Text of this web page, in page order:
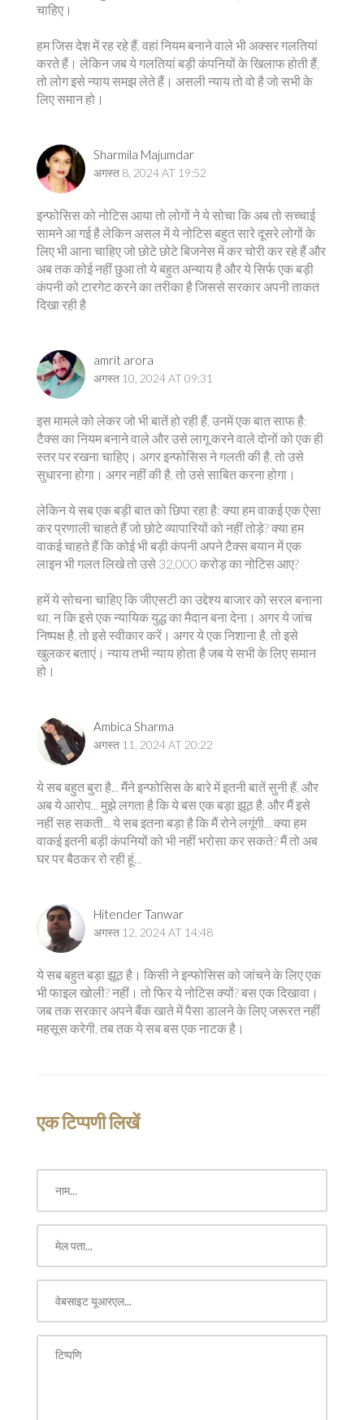
चाहिए।
हम जिस देश में रह रहे हैं, वहां नियम बनाने वाले भी अक्सर गलतियां
करते हैं। लेकिन जब ये गलतियां बड़ी कंपनियों के खिलाफ होती हैं,
तो लोग इसे न्याय समझ लेते हैं। असली न्याय तो वो है जो सभी के
लिए समान हो।
Sharmila Majumdar
अगस्त 8, 2024 AT 19:52
इन्फोसिस को नोटिस आया तो लोगों ने ये सोचा कि अब तो सच्चाई
सामने आ गई है लेकिन असल में ये नोटिस बहुत सारे दूसरे लोगों के
लिए भी आना चाहिए जो छोटे छोटे बिजनेस में कर चोरी कर रहे हैं और
अब तक कोई नहीं छुआ तो ये बहुत अन्याय है और ये सिर्फ एक बड़ी
कंपनी को टारगेट करने का तरीका है जिससे सरकार अपनी ताकत
दिखा रही है
amrit arora
अगस्त 10, 2024 AT 09:31
इस मामले को लेकर जो भी बातें हो रही हैं, उनमें एक बात साफ है:
टैक्स का नियम बनाने वाले और उसे लागू करने वाले दोनों को एक ही
स्तर पर रखना चाहिए। अगर इन्फोसिस ने गलती की है, तो उसे
सुधारना होगा। अगर नहीं की है, तो उसे साबित करना होगा।
लेकिन ये सब एक बड़ी बात को छिपा रहा है: क्या हम वाकई एक ऐसा
कर प्रणाली चाहते हैं जो छोटे व्यापारियों को नहीं तोड़े? क्या हम
वाकई चाहते हैं कि कोई भी बड़ी कंपनी अपने टैक्स बयान में एक
लाइन भी गलत लिखे तो उसे 32,000 करोड़ का नोटिस आए?
हमें ये सोचना चाहिए कि जीएसटी का उद्देश्य बाजार को सरल बनाना
था, न कि इसे एक न्यायिक युद्ध का मैदान बना देना। अगर ये जांच
निष्पक्ष है, तो इसे स्वीकार करें। अगर ये एक निशाना है, तो इसे
खुलकर बताएं। न्याय तभी न्याय होता है जब ये सभी के लिए समान
हो।
Ambica Sharma
अगस्त 11, 2024 AT 20:22
ये सब बहुत बुरा है... मैंने इन्फोसिस के बारे में इतनी बातें सुनी हैं, और
अब ये आरोप... मुझे लगता है कि ये बस एक बड़ा झूठ है, और मैं इसे
नहीं सह सकती... ये सब इतना बड़ा है कि मैं रोने लगूंगी... क्या हम
वाकई इतनी बड़ी कंपनियों को भी नहीं भरोसा कर सकते? मैं तो अब
घर पर बैठकर रो रही हूं...
Hitender Tanwar
अगस्त 12, 2024 AT 14:48
ये सब बहुत बड़ा झूठ है। किसी ने इन्फोसिस को जांचने के लिए एक
भी फाइल खोली? नहीं। तो फिर ये नोटिस क्यों? बस एक दिखावा।
जब तक सरकार अपने बैंक खाते में पैसा डालने के लिए जरूरत नहीं
महसूस करेगी, तब तक ये सब बस एक नाटक है।
एक टिप्पणी लिखें